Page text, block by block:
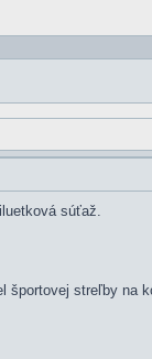
súťaž.
streľby na